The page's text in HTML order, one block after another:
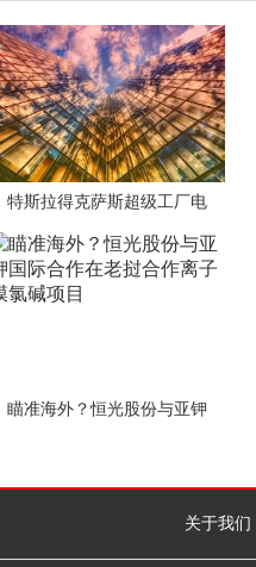
特斯拉得克萨斯超级工厂电
瞄准海外？恒光股份与亚钾
关于